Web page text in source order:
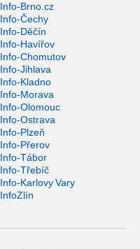
Info-Brno.cz
Info-Čechy
Info-Děčín
Info-Havířov
Info-Chomutov
Info-Jihlava
Info-Kladno
Info-Morava
Info-Olomouc
Info-Ostrava
Info-Plzeň
Info-Přerov
Info-Tábor
Info-Třebíč
Info-Karlovy Vary
InfoZlín